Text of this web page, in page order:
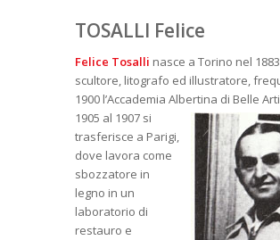
TOSALLI Felice
Felice Tosalli nasce a Torino nel
scultore, litografo ed illustratore,
1900 l’Accademia Albertina di Belle
1905 al 1907 si
trasferisce a Parigi,
dove lavora come
sbozzatore in
legno in un
laboratorio di
restauro e